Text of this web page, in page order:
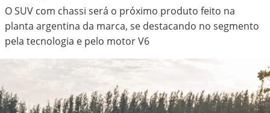
O SUV com chassi será o próximo produto feito na
planta argentina da marca, se destacando no segmento
pela tecnologia e pelo motor V6